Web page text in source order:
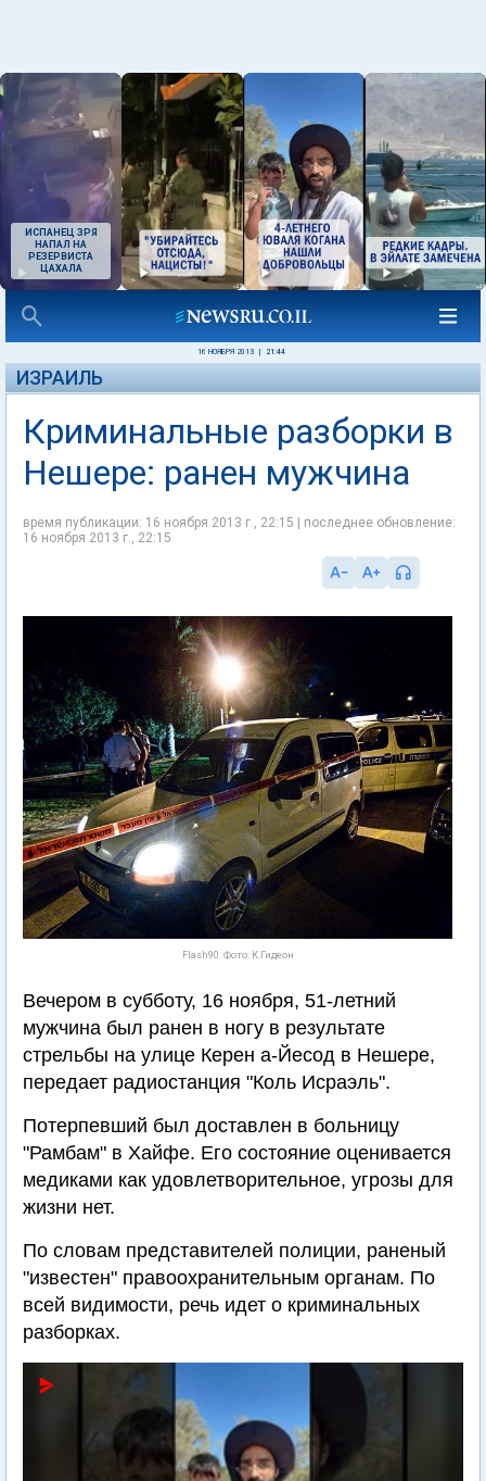
ИСПАНЕЦ ЗРЯ
НАПАЛ НА
РЕЗЕРВИСТА
ЦАХАЛА
16 НОЯБРЯ 2013 21:44
ИЗРАИЛЬ
Криминальные разборки в
Нешере: ранен мужчина
время публикации: 16 ноября 2013 г., 22:15 | последнее обновление:
16 ноября 2013 г., 22:15
Flash90. Фото: К.Гидеон
Вечером в субботу, 16 ноября, 51-летний
мужчина был ранен в ногу в результате
стрельбы на улице Керен а-Йесод в Нешере,
передает радиостанция "Коль Исраэль".
Потерпевший был доставлен в больницу
"Рамбам" в Хайфе. Его состояние оценивается
медиками как удовлетворительное, угрозы для
жизни нет.
По словам представителей полиции, раненый
"известен" правоохранительным органам. По
всей видимости, речь идет о криминальных
разборках.